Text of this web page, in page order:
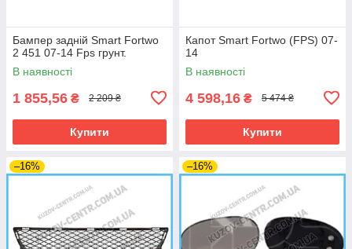
Бампер задній Smart Fortwo
2 451 07-14 Fps грунт.
В наявності
1 855,56 ₴ 2 209 ₴
Купити
Капот Smart Fortwo (FPS) 07-
14
В наявності
4 598,16 ₴ 5 474 ₴
Купити
–16% –16%